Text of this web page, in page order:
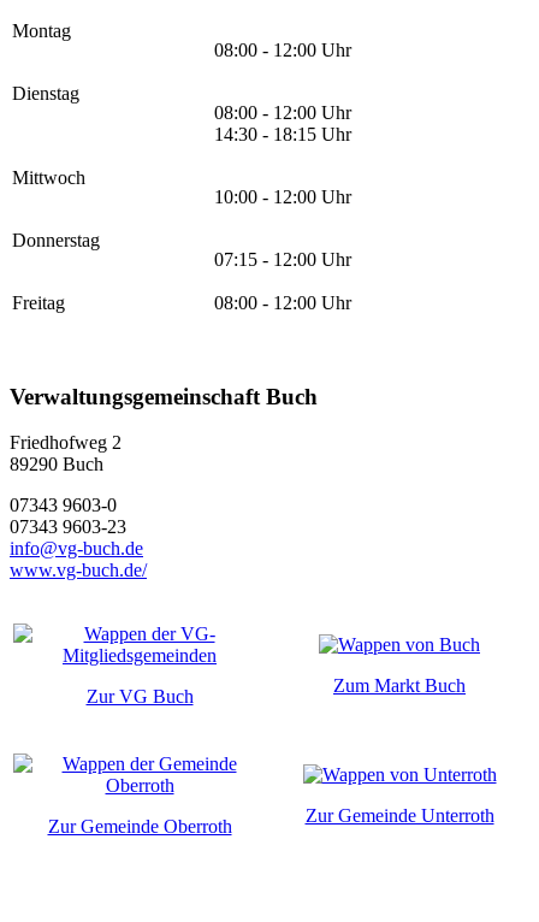
Montag
08:00 - 12:00 Uhr
Dienstag
08:00 - 12:00 Uhr
14:30 - 18:15 Uhr
Mittwoch
10:00 - 12:00 Uhr
Donnerstag
07:15 - 12:00 Uhr
Freitag 08:00 - 12:00 Uhr
Verwaltungsgemeinschaft Buch
Friedhofweg 2
89290 Buch
07343 9603-0
07343 9603-23
info@vg-buch.de
www.vg-buch.de/
Zur VG Buch
Zum Markt Buch
Zur Gemeinde Oberroth
Zur Gemeinde Unterroth